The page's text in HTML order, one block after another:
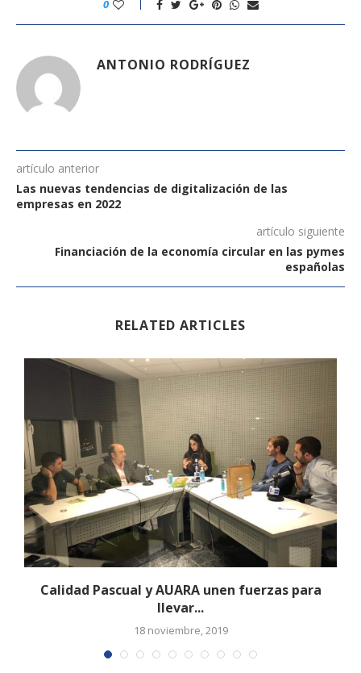
0
ANTONIO RODRÍGUEZ
artículo anterior
Las nuevas tendencias de digitalización de las
empresas en 2022
artículo siguiente
Financiación de la economía circular en las pymes
españolas
RELATED ARTICLES
Calidad Pascual y AUARA unen fuerzas para
llevar...
18 noviembre, 2019